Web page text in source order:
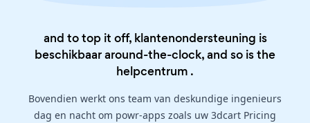
and to top it off, klantenondersteuning is
beschikbaar around-the-clock, and so is the
helpcentrum .
Bovendien werkt ons team van deskundige ingenieurs
dag en nacht om powr-apps zoals uw 3dcart Pricing